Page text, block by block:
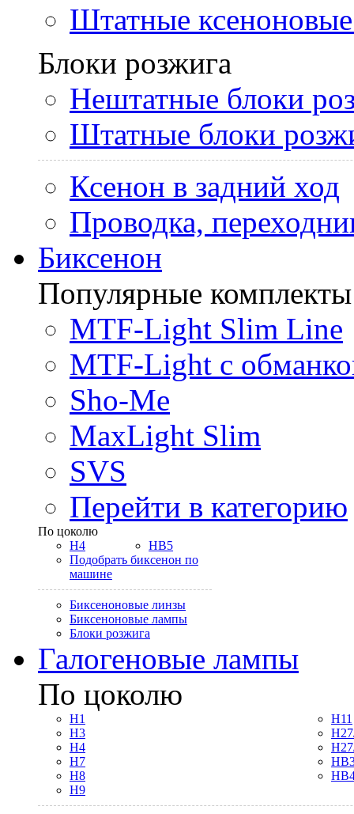
Штатные
Блоки розжига
Нештатные блоки
Штатные блоки
Ксенон в задний ход
Проводка,
Биксенон
Популярные комплекты
MTF-Light Slim Line
MTF-Light с
Sho-Me
MaxLight Slim
SVS
Перейти в категорию
По цоколю
H4
HB5
Подобрать биксенон по
машине
Биксеноновые линзы
Биксеноновые лампы
Блоки розжига
Галогеновые лампы
По цоколю
H1
H3
H4
H7
H8
H9
H11